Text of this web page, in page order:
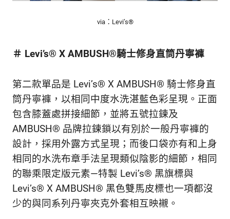
via：Levi’s®
＃ Levi’s® X AMBUSH®騎士修身直筒丹寧褲
第二款單品是 Levi’s® X AMBUSH® 騎士修身直
筒丹寧褲，以相同中度水洗湛藍色彩呈現。正面
包含膝蓋處拼接細節，並將五號拉鍊及
AMBUSH® 品牌拉鍊鎖以有別於一般丹寧褲的
設計，採用外露方式呈現；而後口袋亦有和上身
相同的水洗布章手法呈現類似陰影的細節，相同
的聯乘限定版元素—特製 Levi’s® 黑旗標與
Levi’s® X AMBUSH® 黑色雙馬皮標也一項都沒
少的與同系列丹寧夾克外套相互映襯。